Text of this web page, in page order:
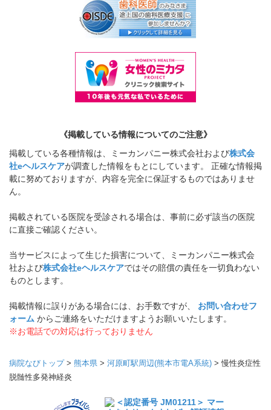
《掲載している情報についてのご注意》
掲載している各種情報は、ミーカンパニー株式会社および株式会
社eヘルスケアが調査した情報をもとにしています。 正確な情報掲
載に努めておりますが、内容を完全に保証するものではありませ
ん。
掲載されている医院を受診される場合は、事前に必ず該当の医院
に直接ご確認ください。
当サービスによって生じた損害について、ミーカンパニー株式会
社および株式会社eヘルスケアではその賠償の責任を一切負わない
ものとします。
掲載情報に誤りがある場合には、お手数ですが、 お問い合わせフ
ォーム からご連絡をいただけますようお願いいたします。
※お電話での対応は行っておりません
病院なびトップ> 熊本県 > 河原町駅周辺(熊本市電A系統) > 慢性炎症性
脱髄性多発神経炎